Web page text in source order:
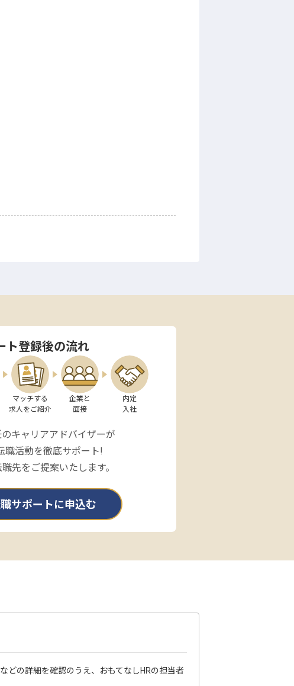
ト登録後の流れ
マッチする
求人をご紹介
企業と
面接
内定
入社
キャリアアドバイザーが
職活動を徹底サポート!
先をご提案いたします。
サポートに申込む
どの詳細を確認のうえ、おもてなしHRの担当者